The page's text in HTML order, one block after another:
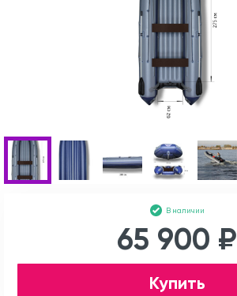
В наличии
65 900 ₽
Купить